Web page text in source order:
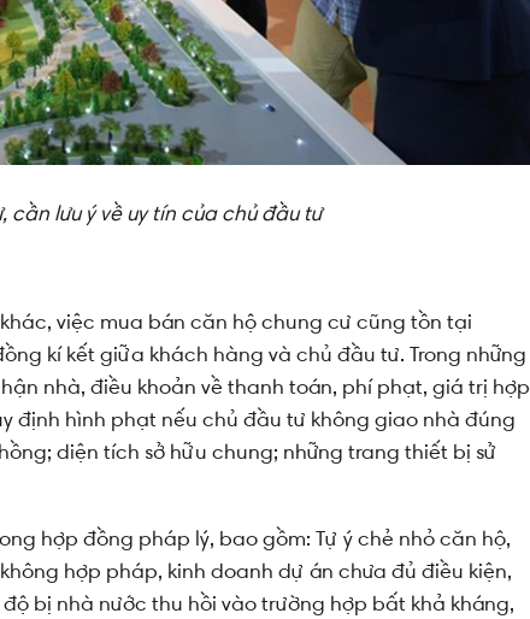
cần lưu ý về uy tín của chủ đầu tư
việc mua bán căn hộ chung cư cũng tồn tại
kí kết giữa khách hàng và chủ đầu tư. Trong những
nhà, điều khoản về thanh toán, phí phạt, giá trị hợp
định hình phạt nếu chủ đầu tư không giao nhà đúng
diện tích sở hữu chung; những trang thiết bị sử
hợp đồng pháp lý, bao gồm: Tự ý chẻ nhỏ căn hộ,
hợp pháp, kinh doanh dự án chưa đủ điều kiện,
bị nhà nước thu hồi vào trường hợp bất khả kháng,